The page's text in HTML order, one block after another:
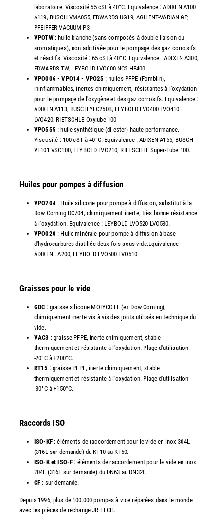
laboratoire. Viscosité 55 cSt à 40°C. Equivalence : ADIXEN A100
A119, BUSCH VMA055, EDWARDS UG19, AGILENT-VARIAN GP,
PFEIFFER VACUUM P3
VPOTW: huile blanche (sans composés à double liaison ou
aromatiques), non additivée pour le pompage des gaz corrosifs
et réactifs. Viscosité : 65 cSt à 40°C. Equivalence : ADIXEN A300,
EDWARDS TW, LEYBOLD LVO600 NC2 HE400
VPO006 - VPO14 - VPO25 : huiles PFPE (Fomblin),
ininflammables, inertes chimiquement, résistantes à l'oxydation
pour le pompage de l'oxygène et des gaz corrosifs. Equivalence :
ADIXEN A113, BUSCH YLC250B, LEYBOLD LVO400 LVO410
LVO420, RIETSCHLE Oxylube 100
VPO555 : huile synthétique (di-ester) haute performance.
Viscosité : 100 cST à 40°C. Equivalence : ADIXEN A155, BUSCH
VE101 VSC100, LEYBOLD LVO210, RIETSCHLE Super-Lube 100.
Huiles pour pompes à diffusion
VPO704: Huile silicone pour pompe à diffusion, substitut à la
Dow Corning DC704, chimiquement inerte, très bonne résistance
à l'oxydation. Equivalence : LEYBOLD LVO520 LVO530.
VPO020 : Huile minérale pour pompe à diffusion à base
d'hydrocarbures distillée deux fois sous vide.Equivalence
ADIXEN : A200, LEYBOLD LVO500 LVO510.
Graisses pour le vide
GDC : graisse silicone MOLYCOTE (ex Dow Corning),
chimiquement inerte vis à vis des jonts utilisés en technique du
vide.
VAC3 : graisse PFPE, inerte chimiquement, stable
thermiquement et résistante à l'oxydation. Plage d'utilisation
-20°C à +200°C.
RT15 : graisse PFPE, inerte chimiquement, stable
thermiquement et résistante à l'oxydation. Plage d'utilisation
-30°C à +150°C.
Raccords ISO
ISO-KF: éléments de raccordement pour le vide en inox 304L
(316L sur demande) du KF10 au KF50.
ISO-K et ISO-F : éléments de raccordement pour le vide en inox
204L (316L sur demande) du DN63 au DN320.
CF : sur demande.
Depuis 1996, plus de 100.000 pompes à vide réparées dans le monde
avec les pièces de rechange JR TECH.